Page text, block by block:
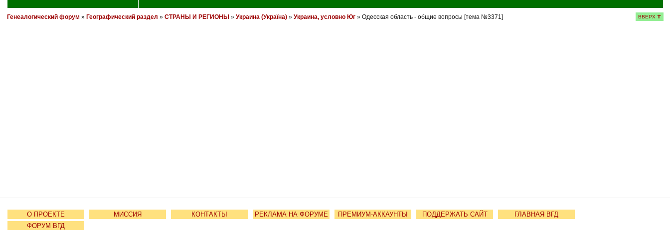
Генеалогический форум » Географический раздел » СТРАНЫ И РЕГИОНЫ » Украина (Україна)» Украина, условно Юг» Одесская область - общие вопросы [тема №3371] ВВЕРХ ⇈
О ПРОЕКТЕ МИССИЯ КОНТАКТЫ РЕКЛАМА НА ФОРУМЕ ПРЕМИУМ-АККАУНТЫ ПОДДЕРЖАТЬ САЙТ
ГЛАВНАЯ ВГД
ФОРУМ ВГД